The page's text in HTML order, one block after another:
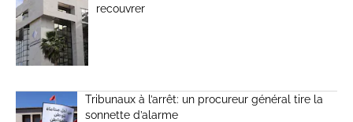
recouvrer
Tribunaux à l’arrêt: un procureur général tire la
sonnette d’alarme